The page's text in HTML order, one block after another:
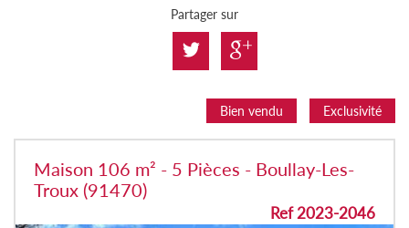
Partager sur
Bien vendu Exclusivité
Maison 106 m² - 5 Pièces - Boullay-Les-
Troux (91470)
Ref 2023-2046